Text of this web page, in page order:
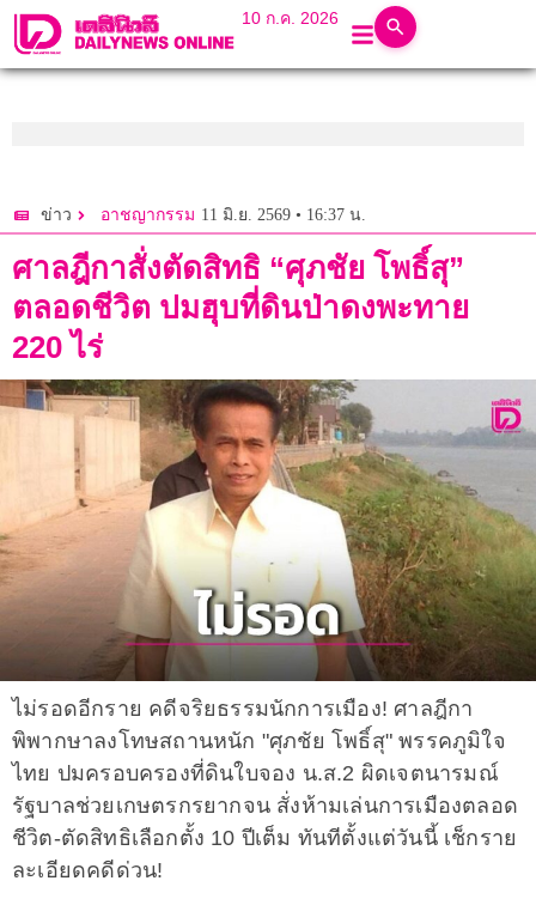
10 ก.ค. 2026
ข่าว อาชญากรรม 11 มิ.ย. 2569 • 16:37 น.
ศาลฎีกาสั่งตัดสิทธิ “ศุภชัย โพธิ์สุ”
ตลอดชีวิต ปมฮุบที่ดินป่าดงพะทาย
220 ไร่
ไม่รอดอีกราย คดีจริยธรรมนักการเมือง! ศาลฎีกา
พิพากษาลงโทษสถานหนัก "ศุภชัย โพธิ์สุ" พรรคภูมิใจ
ไทย ปมครอบครองที่ดินใบจอง น.ส.2 ผิดเจตนารมณ์
รัฐบาลช่วยเกษตรกรยากจน สั่งห้ามเล่นการเมืองตลอด
ชีวิต-ตัดสิทธิเลือกตั้ง 10 ปีเต็ม ทันทีตั้งแต่วันนี้ เช็กราย
ละเอียดคดีด่วน!